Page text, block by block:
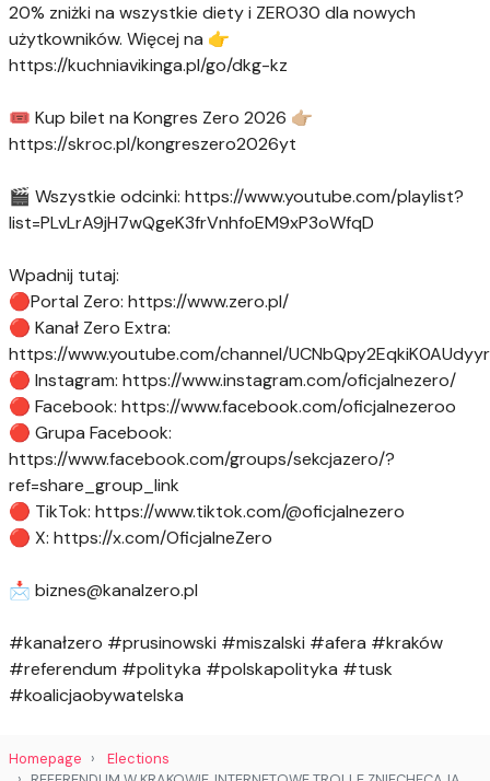
20% zniżki na wszystkie diety i ZERO30 dla nowych
użytkowników. Więcej na 👉
https://kuchniavikinga.pl/go/dkg-kz
🎟️ Kup bilet na Kongres Zero 2026 👉🏼
https://skroc.pl/kongreszero2026yt
🎬 Wszystkie odcinki: https://www.youtube.com/playlist?
list=PLvLrA9jH7wQgeK3frVnhfoEM9xP3oWfqD
Wpadnij tutaj:
🔴Portal Zero: https://www.zero.pl/
🔴 Kanał Zero Extra:
https://www.youtube.com/channel/
🔴 Instagram: https://www.instagram.com/oficjalnezero/
🔴 Facebook: https://www.facebook.com/oficjalnezeroo
🔴 Grupa Facebook:
https://www.facebook.com/groups/sekcjazero/?
ref=share_group_link
🔴 TikTok: https://www.tiktok.com/@oficjalnezero
🔴 X: https://x.com/OficjalneZero
📩 biznes@kanalzero.pl
#kanałzero #prusinowski #miszalski #afera #kraków
#referendum #polityka #polskapolityka #tusk
#koalicjaobywatelska
Homepage
Elections